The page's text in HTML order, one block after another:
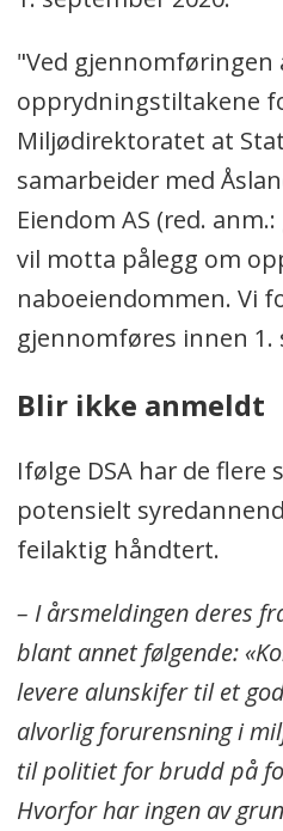
kontakt med luft
avrenning,
selvantenning. I
svartskifer også
radioaktive stoffet
Den
at området på
som forurenset.
opp av
Statens
saken siden 2014
radioaktiv
Kilde:Brev 2013/
Miljødirektoratet til
25.06.2018
"Ved gjennomføringen
opprydningstiltakene
Miljødirektoratet at
samarbeider med
Eiendom AS (red.
vil motta pålegg om
naboeiendommen. Vi
gjennomføres innen 1.
Blir ikke anmeldt
Ifølge DSA har de flere
potensielt
feilaktig håndtert.
– I årsmeldingen deres
blant annet følgende:
levere alunskifer til et
alvorlig forurensning i
til politiet for brudd på
Hvorfor har ingen av